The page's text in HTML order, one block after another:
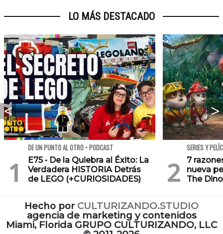
LO MÁS DESTACADO
DE UN PUNTO AL OTRO • PODCAST
E75 • De la Quiebra al Éxito: La
Verdadera HISTORIA Detrás
de LEGO (+CURIOSIDADES)
SERIES Y
7
nueva
The
Hecho por CULTURIZANDO.STUDIO
agencia de marketing y contenidos
Miami, Florida GRUPO CULTURIZANDO, LLC